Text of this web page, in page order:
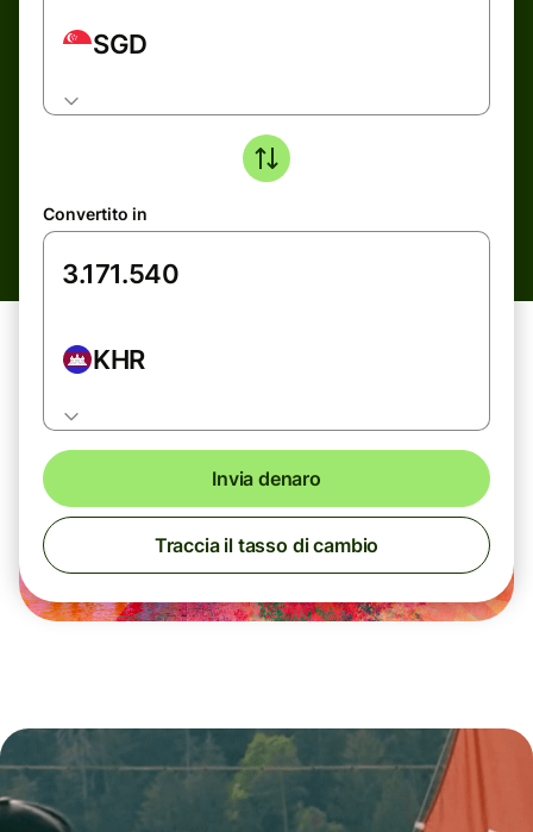
SGD
Convertito in
KHR
Invia denaro
Traccia il tasso di cambio